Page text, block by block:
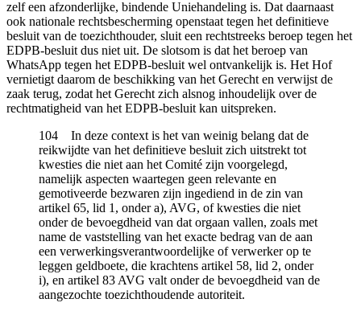
zelf een afzonderlijke, bindende Uniehandeling is. Dat daarnaast
ook nationale rechtsbescherming openstaat tegen het definitieve
besluit van de toezichthouder, sluit een rechtstreeks beroep tegen het
EDPB-besluit dus niet uit. De slotsom is dat het beroep van
WhatsApp tegen het EDPB-besluit wel ontvankelijk is. Het Hof
vernietigt daarom de beschikking van het Gerecht en verwijst de
zaak terug, zodat het Gerecht zich alsnog inhoudelijk over de
rechtmatigheid van het EDPB-besluit kan uitspreken.
104 In deze context is het van weinig belang dat de
reikwijdte van het definitieve besluit zich uitstrekt tot
kwesties die niet aan het Comité zijn voorgelegd,
namelijk aspecten waartegen geen relevante en
gemotiveerde bezwaren zijn ingediend in de zin van
artikel 65, lid 1, onder a), AVG, of kwesties die niet
onder de bevoegdheid van dat orgaan vallen, zoals met
name de vaststelling van het exacte bedrag van de aan
een verwerkingsverantwoordelijke of verwerker op te
leggen geldboete, die krachtens artikel 58, lid 2, onder
i), en artikel 83 AVG valt onder de bevoegdheid van de
aangezochte toezichthoudende autoriteit.